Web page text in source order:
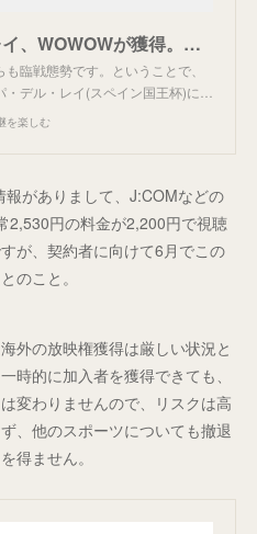
【速報】コパ・デル・レイ、WOWOWが獲得。準決勝から放送。
臨戦態勢です。ということで、
デル・レイ(スペイン国王杯)に…
を楽しむ
がありまして、J:COMなどの
2,530円の料金が2,200円で視聴
が、契約者に向けて6月でこの
のこと。
外の放映権獲得は厳しい状況と
時的に加入者を獲得できても、
変わりませんので、リスクは高
、他のスポーツについても撤退
得ません。